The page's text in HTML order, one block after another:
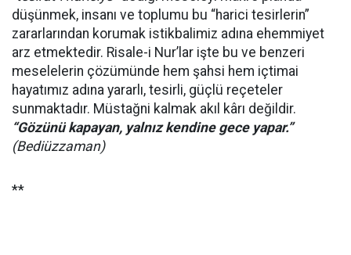
düşünmek, insanı ve toplumu bu “harici tesirlerin”
zararlarından korumak istikbalimiz adına ehemmiyet
arz etmektedir. Risale-i Nur’lar işte bu ve benzeri
meselelerin çözümünde hem şahsi hem içtimai
hayatımız adına yararlı, tesirli, güçlü reçeteler
sunmaktadır. Müstağni kalmak akıl kârı değildir.
“Gözünü kapayan, yalnız kendine gece yapar.”
(Bediüzzaman)
**